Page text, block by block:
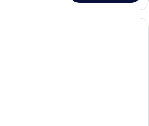
Une cuisine moderne avec des